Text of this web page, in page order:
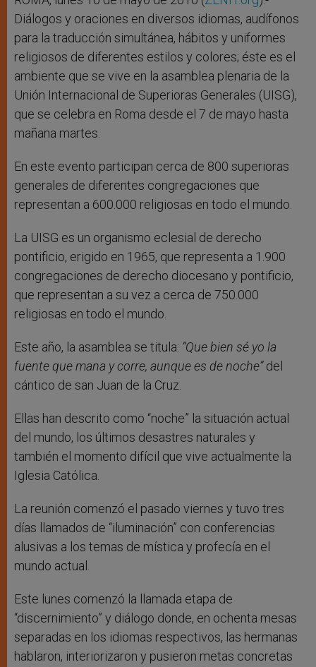
Diálogos y oraciones en diversos idiomas, audífonos
para la traducción simultánea, hábitos y uniformes
religiosos de diferentes estilos y colores; éste es el
ambiente que se vive en la asamblea plenaria de la
Unión Internacional de Superioras Generales (UISG),
que se celebra en Roma desde el 7 de mayo hasta
mañana martes.
En este evento participan cerca de 800 superioras
generales de diferentes congregaciones que
representan a 600.000 religiosas en todo el mundo.
La UISG es un organismo eclesial de derecho
pontificio, erigido en 1965, que representa a 1.900
congregaciones de derecho diocesano y pontificio,
que representan a su vez a cerca de 750.000
religiosas en todo el mundo.
Este año, la asamblea se titula: “Que bien sé yo la
fuente que mana y corre, aunque es de noche”del
cántico de san Juan de la Cruz.
Ellas han descrito como “noche” la situación actual
del mundo, los últimos desastres naturales y
también el momento difícil que vive actualmente la
Iglesia Católica.
La reunión comenzó el pasado viernes y tuvo tres
días llamados de “iluminación” con conferencias
alusivas a los temas de mística y profecía en el
mundo actual.
Este lunes comenzó la llamada etapa de
“discernimiento” y diálogo donde, en ochenta mesas
separadas en los idiomas respectivos, las hermanas
hablaron, interiorizaron y pusieron metas concretas